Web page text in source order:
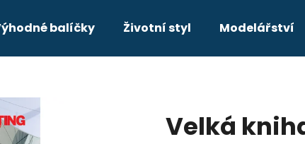
balíčky Životní styl Modelářství
Velká
HLEDAT